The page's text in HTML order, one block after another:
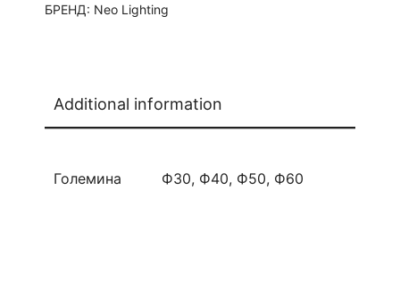
БРЕНД: Neo Lighting
Additional information
Големина Ф30, Ф40, Ф50, Ф60